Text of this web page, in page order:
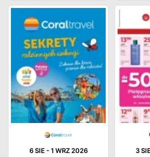
6 SIE -1 WRZ 2026 3 SIE